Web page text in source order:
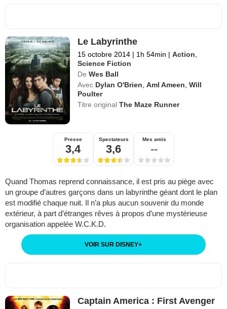
Le Labyrinthe
15 octobre 2014 | 1h 54min | Action
Science Fiction
De Wes Ball
Avec Dylan O'Brien ,Aml Ameen ,Will
Poulter
Titre originalThe Maze Runner
Presse
3,4
Spectateurs
3,6
Mes amis
--
Quand Thomas reprend connaissance, il est pris au piège avec
un groupe d’autres garçons dans un labyrinthe géant dont le plan
est modifié chaque nuit. Il n’a plus aucun souvenir du monde
extérieur, à part d’étranges rêves à propos d’une mystérieuse
organisation appelée W.C.K.D.
VOIR SUR DISNEY+
Captain America : First Avenger